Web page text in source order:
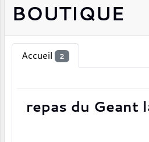
BOUTIQUE
Accueil 2
repas du Geant